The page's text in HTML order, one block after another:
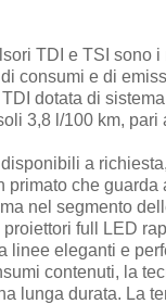
TDI e TSI sono
consumi e di
dotata di
3,8 l/100 km, pari
disponibili a
primato che guarda
nel segmento
full LED
linee eleganti e
contenuti, la
lunga durata. La